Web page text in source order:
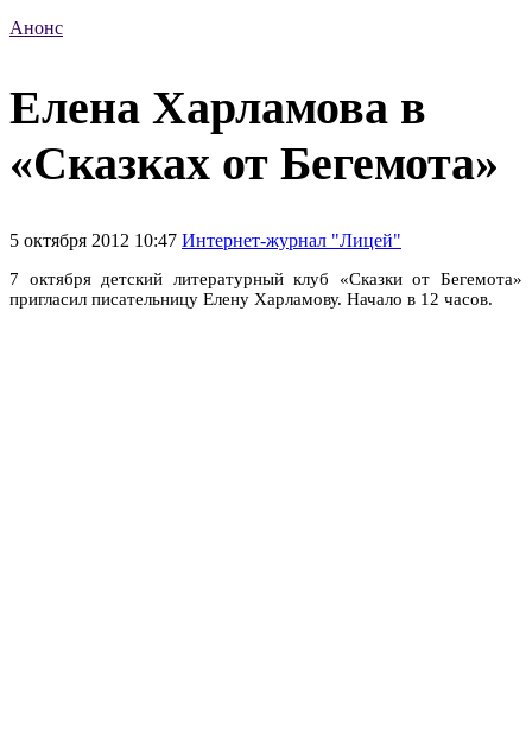
Анонс
Елена Харламова в
«Сказках от Бегемота»
5 октября 2012 10:47 Интернет-журнал "Лицей"
7 октября детский литературный клуб «Сказки от Бегемота»
пригласил писательницу Елену Харламову. Начало в 12 часов.